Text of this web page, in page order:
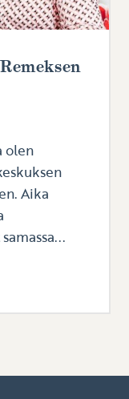
olen
Aika